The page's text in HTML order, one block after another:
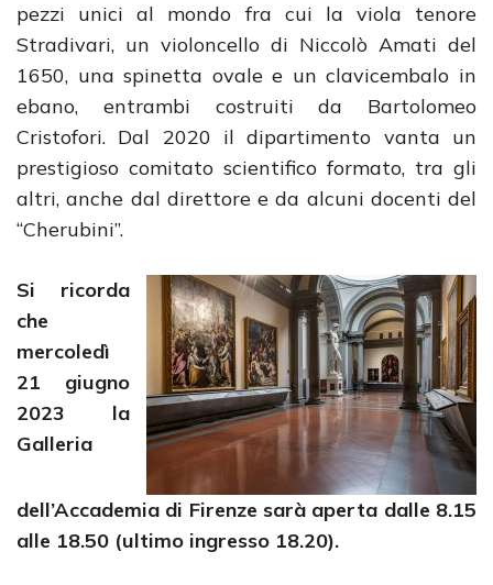
pezzi unici al mondo fra cui la viola tenore
Stradivari, un violoncello di Niccolò Amati del
1650, una spinetta ovale e un clavicembalo in
ebano, entrambi costruiti da Bartolomeo
Cristofori. Dal 2020 il dipartimento vanta un
prestigioso comitato scientifico formato, tra gli
altri, anche dal direttore e da alcuni docenti del
“Cherubini”.
Si ricorda
che
mercoledì
21 giugno
2023 la
Galleria
dell’Accademia di Firenze sarà aperta dalle 8.15
alle 18.50 (ultimo ingresso 18.20).